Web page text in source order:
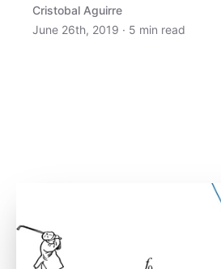
Cristobal Aguirre
June 26th, 2019 · 5 min read